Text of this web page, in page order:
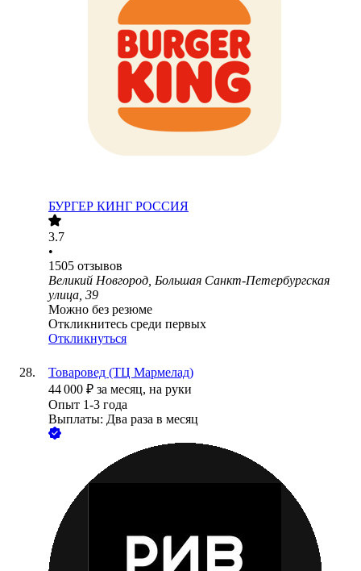
БУРГЕР КИНГ РОССИЯ
3.7
•
1505 отзывов
Великий Новгород, Большая Санкт-Петербургская
улица, 39
Можно без резюме
Откликнитесь среди первых
Откликнуться
Товаровед (ТЦ Мармелад)
44 000 ₽ за месяц, на руки
Опыт 1-3 года
Выплаты: Два раза в месяц